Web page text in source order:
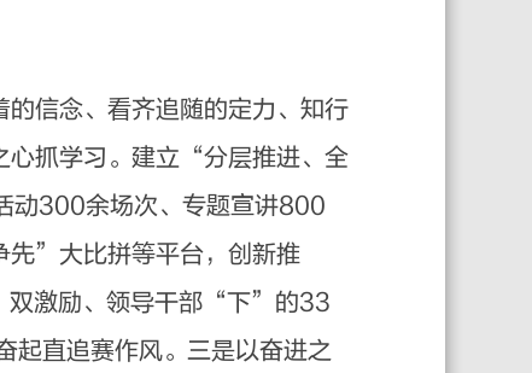
信念、看齐追随的定力、知行
心抓学习。建立“分层推进、全
动300余场次、专题宣讲800
先”大比拼等平台，创新推
双激励、领导干部“下”的33
直追赛作风。三是以奋进之